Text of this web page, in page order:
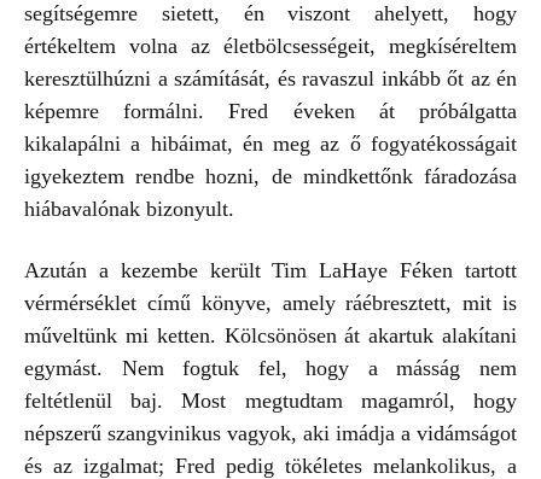
segítségemre sietett, én viszont ahelyett, hogy
értékeltem volna az életbölcsességeit, megkíséreltem
keresztülhúzni a számítását, és ravaszul inkább őt az én
képemre formálni. Fred éveken át próbálgatta
kikalapálni a hibáimat, én meg az ő fogyatékosságait
igyekeztem rendbe hozni, de mindkettőnk fáradozása
hiábavalónak bizonyult.
Azután a kezembe került Tim LaHaye Féken tartott
vérmérséklet című könyve, amely ráébresztett, mit is
műveltünk mi ketten. Kölcsönösen át akartuk alakítani
egymást. Nem fogtuk fel, hogy a másság nem
feltétlenül baj. Most megtudtam magamról, hogy
népszerű szangvinikus vagyok, aki imádja a vidámságot
és az izgalmat; Fred pedig tökéletes melankolikus, a